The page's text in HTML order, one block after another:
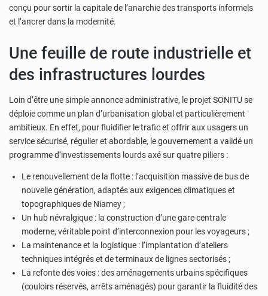
conçu pour sortir la capitale de l’anarchie des transports informels
et l’ancrer dans la modernité.
Une feuille de route industrielle et
des infrastructures lourdes
Loin d’être une simple annonce administrative, le projet SONITU se
déploie comme un plan d’urbanisation global et particulièrement
ambitieux. En effet, pour fluidifier le trafic et offrir aux usagers un
service sécurisé, régulier et abordable, le gouvernement a validé un
programme d’investissements lourds axé sur quatre piliers :
Le renouvellement de la flotte : l’acquisition massive de bus de
nouvelle génération, adaptés aux exigences climatiques et
topographiques de Niamey ;
Un hub névralgique : la construction d’une gare centrale
moderne, véritable point d’interconnexion pour les voyageurs ;
La maintenance et la logistique : l’implantation d’ateliers
techniques intégrés et de terminaux de lignes sectorisés ;
La refonte des voies : des aménagements urbains spécifiques
(couloirs réservés, arrêts aménagés) pour garantir la fluidité des